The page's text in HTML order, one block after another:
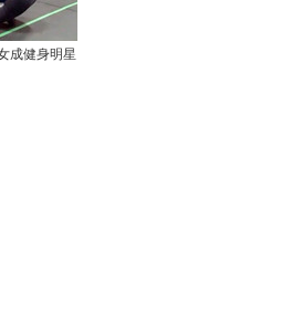
成健身明星